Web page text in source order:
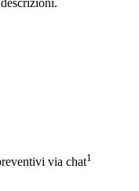
via chat1